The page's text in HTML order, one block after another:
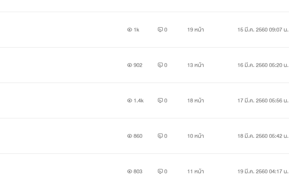
ธามจึงยิ่งต้องจับตามองทุกความเคลื่อนไหว คลุกวงใน หาเงื่อนงำของเรื่องนี้ให้ได้
ให้ช่อผกาหวิดจะเผลอตัวเผลอใจอยู่วันละหลายหน
1k 0 19 หน้า 15 มี.ค. 2560 09:07 น.
902 0 13 หน้า 16 มี.ค. 2560 05:20 น.
1.4k 0 18 หน้า 17 มี.ค. 2560 05:56 น.
860 0 10 หน้า 18 มี.ค. 2560 05:42 น.
803 0 11 หน้า 19 มี.ค. 2560 04:17 น.